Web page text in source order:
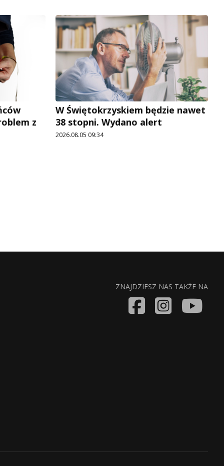
z
W Świętokrzyskiem będzie nawet
38 stopni. Wydano alert
2026.08.05 09:34
ZNAJDZIESZ NAS TAKŻE NA